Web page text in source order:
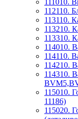
111010.
112110.
113110.
113210.
113310.
114010.
114110.
114210.
114310.
115010.
11186)
115020.